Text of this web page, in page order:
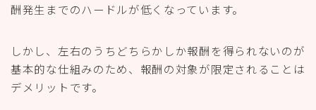
酬発生までのハードルが低くなっています。
しかし、左右のうちどちらかしか報酬を得られないのが
基本的な仕組みのため、報酬の対象が限定されることは
デメリットです。